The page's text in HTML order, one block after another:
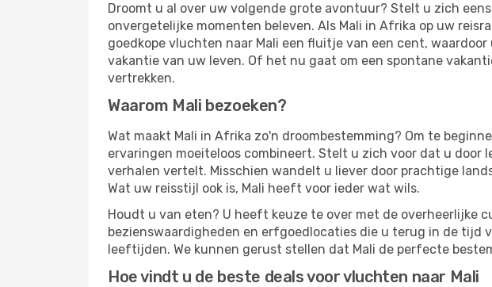
Droomt u al over uw volgende grote avontuur? Stelt u zich
onvergetelijke momenten beleven. Als Mali in Afrika op uw
goedkope vluchten naar Mali een fluitje van een cent,
vakantie van uw leven. Of het nu gaat om een ​​spontane
vertrekken.
Waarom Mali bezoeken?
Wat maakt Mali in Afrika zo'n droombestemming? Om te
ervaringen moeiteloos combineert. Stelt u zich voor dat u
verhalen vertelt. Misschien wandelt u liever door prachtige
Wat uw reisstijl ook is, Mali heeft voor ieder wat wils.
Houdt u van eten? U heeft keuze te over met de overheerlijke
bezienswaardigheden en erfgoedlocaties die u terug in de tijd
leeftijden. We kunnen gerust stellen dat Mali de perfecte
Hoe vindt u de beste deals voor vluchten naar Mali